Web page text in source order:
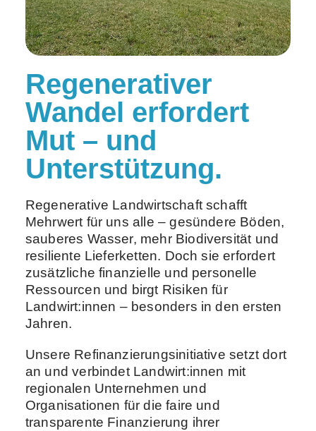
Regenerativer
Wandel erfordert
Mut – und
Unterstützung.
Regenerative Landwirtschaft schafft
Mehrwert für uns alle – gesündere Böden,
sauberes Wasser, mehr Biodiversität und
resiliente Lieferketten. Doch sie erfordert
zusätzliche finanzielle und personelle
Ressourcen und birgt Risiken für
Landwirt:innen – besonders in den ersten
Jahren.
Unsere Refinanzierungsinitiative setzt dort
an und verbindet Landwirt:innen mit
regionalen Unternehmen und
Organisationen für die faire und
transparente Finanzierung ihrer